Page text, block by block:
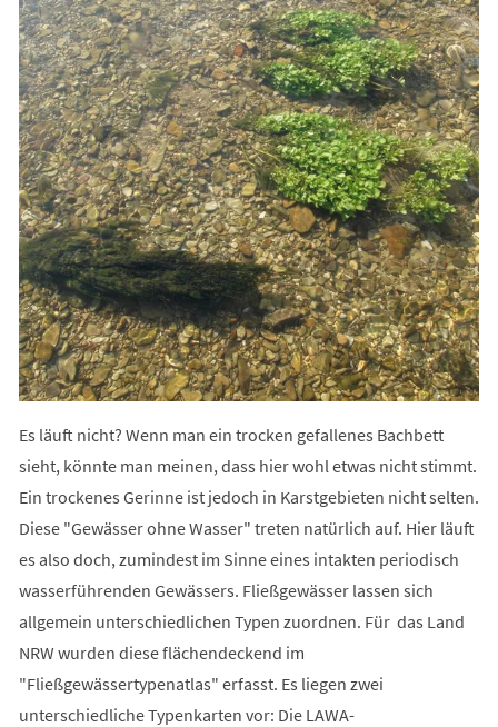
Es läuft nicht? Wenn man ein trocken gefallenes Bachbett
sieht, könnte man meinen, dass hier wohl etwas nicht stimmt.
Ein trockenes Gerinne ist jedoch in Karstgebieten nicht selten.
Diese "Gewässer ohne Wasser" treten natürlich auf. Hier läuft
es also doch, zumindest im Sinne eines intakten periodisch
wasserführenden Gewässers. Fließgewässer lassen sich
allgemein unterschiedlichen Typen zuordnen. Für das Land
NRW wurden diese flächendeckend im
"Fließgewässertypenatlas" erfasst. Es liegen zwei
unterschiedliche Typenkarten vor: Die LAWA-